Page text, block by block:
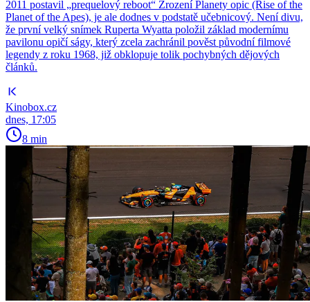
2011 postavil „prequelový reboot“ Zrození Planety opic (Rise of the
Planet of the Apes), je ale dodnes v podstatě učebnicový. Není divu,
že první velký snímek Ruperta Wyatta položil základ modernímu
pavilonu opičí ságy, který zcela zachránil pověst původní filmové
legendy z roku 1968, již obklopuje tolik pochybných dějových
článků.
Kinobox.cz
dnes, 17:05
8 min